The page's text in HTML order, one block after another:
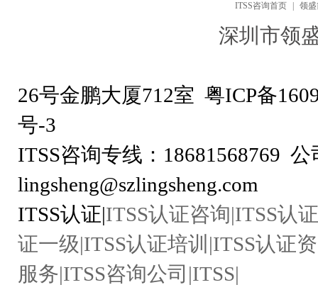
ITSS咨询首页 领
深圳市领
26号金鹏大厦712室 粤ICP备
号-
ITSS咨询专线：18681568769
lingsheng@szlingsheng.com
ITSS认证|ITSS认证咨询|ITSS认
证一级|ITSS认证培训|ITSS认证
服务|ITSS咨询公司|ITSS|